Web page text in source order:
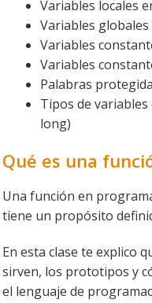
Variables locales
Variables globales
Variables
Variables
Palabras
Tipos de
long)
Qué es una
Una función en
tiene un propósito
En esta clase te explico
sirven, los prototipos y
el lenguaje de